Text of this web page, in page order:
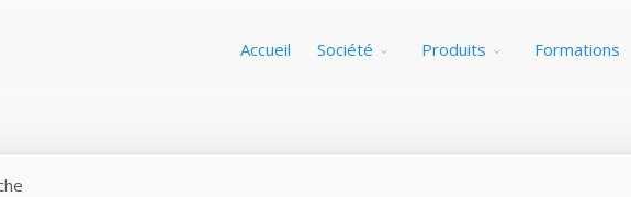
Accueil Société Produits Formations